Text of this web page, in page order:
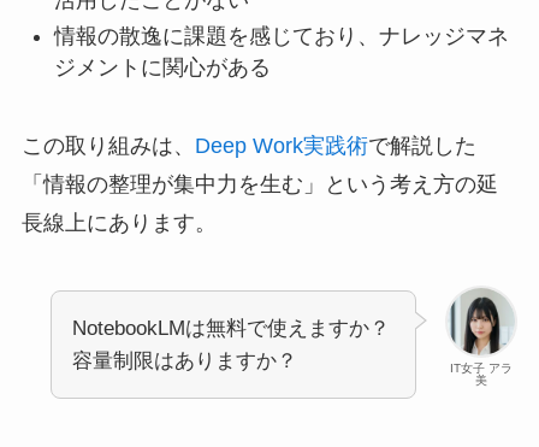
情報の散逸に課題を感じており、ナレッジマネ
ジメントに関心がある
この取り組みは、 Deep Work実践術で解説した
「情報の整理が集中力を生む」という考え方の延
長線上にあります。
IT女子 アラ
美
NotebookLMは無料で使えますか？
容量制限はありますか？